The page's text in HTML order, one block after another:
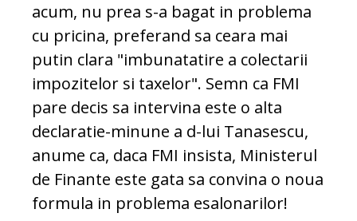
acum, nu prea s-a bagat in problema
cu pricina, preferand sa ceara mai
putin clara "imbunatatire a colectarii
impozitelor si taxelor". Semn ca FMI
pare decis sa intervina este o alta
declaratie-minune a d-lui Tanasescu,
anume ca, daca FMI insista, Ministerul
de Finante este gata sa convina o noua
formula in problema esalonarilor!